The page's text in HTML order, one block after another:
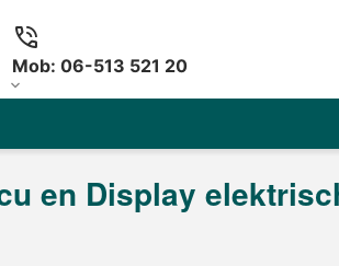
Mob: 06-513 521 20
en Display